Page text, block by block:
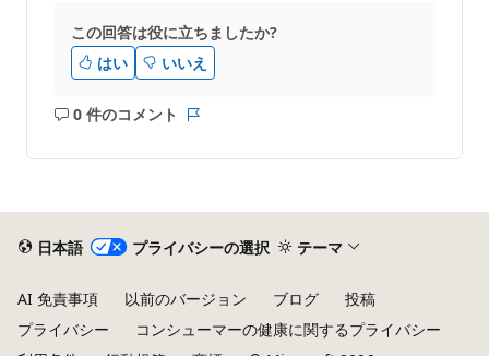
この回答は役に立ちましたか?
はい
いいえ
0 件のコメント
コ
は
あ
り
せ
日本語 プライバシーの選択 テーマ
AI 免責事項 以前のバージョン ブログ
投稿
プライバシー
コンシューマーの健康に関するプライバシー